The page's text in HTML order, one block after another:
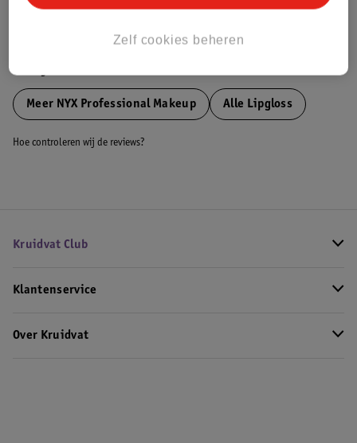
Bestel & Bezorginformatie
Bekijk ook
Meer NYX Professional Makeup Alle Lipgloss
Hoe controleren wij de reviews?
Kruidvat Club
Klantenservice
Over Kruidvat
Zelf cookies beheren